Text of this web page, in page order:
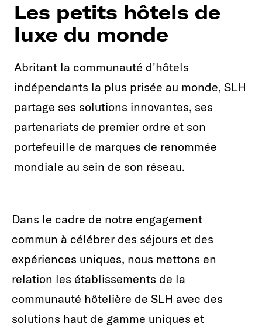
Les petits hôtels de
luxe du monde
Abritant la communauté d'hôtels
indépendants la plus prisée au monde, SLH
partage ses solutions innovantes, ses
partenariats de premier ordre et son
portefeuille de marques de renommée
mondiale au sein de son réseau.
Dans le cadre de notre engagement
commun à célébrer des séjours et des
expériences uniques, nous mettons en
relation les établissements de la
communauté hôtelière de SLH avec des
solutions haut de gamme uniques et